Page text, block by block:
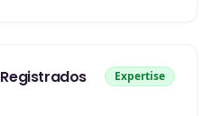
Expertise